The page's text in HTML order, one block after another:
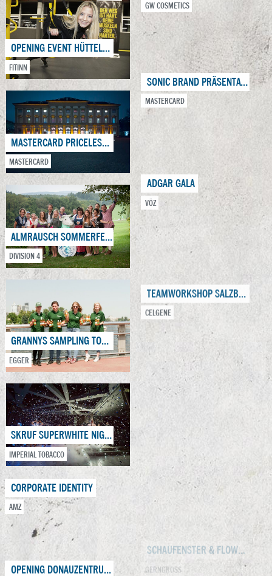
OPENING EVENT HÜTTELDORF
FITINN
MASTERCARD PRICELESS LAUNCH EVENT
MASTERCARD
ALMRAUSCH SOMMERFEST 2018
DIVISION 4
GRANNYS SAMPLING TOUR
EGGER
SKRUF SUPERWHITE NIGHT
IMPERIAL TOBACCO
CORPORATE IDENTITY
AMZ
OPENING DONAUZENTRUM
GW COSMETICS
SONIC BRAND PRÄSENTATION
MASTERCARD
ADGAR GALA
VÖZ
CELGENE
SCHAUFENSTER & FLOWER POP UP STORE
GERNGROSS
PORTRAIT SHOOTING MIT INGE PRADER
MASTERCARD
PRICELESS BLOGGER-DINNER
MASTERCARD